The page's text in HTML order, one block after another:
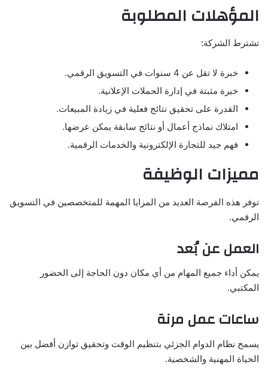
المؤهلات المطلوبة
تشترط الشركة:
خبرة لا تقل عن 4 سنوات في التسويق الرقمي.
خبرة مثبتة في إدارة الحملات الإعلانية.
القدرة على تحقيق نتائج فعلية في زيادة المبيعات.
امتلاك نماذج أعمال أو نتائج سابقة يمكن عرضها.
فهم جيد للتجارة الإلكترونية والخدمات الرقمية.
مميزات الوظيفة
توفر هذه الفرصة العديد من المزايا المهمة للمتخصصين في التسويق
الرقمي.
العمل عن بُعد
يمكن أداء جميع المهام من أي مكان دون الحاجة إلى الحضور
المكتبي.
ساعات عمل مرنة
يسمح نظام الدوام الجزئي بتنظيم الوقت وتحقيق توازن أفضل بين
الحياة المهنية والشخصية.